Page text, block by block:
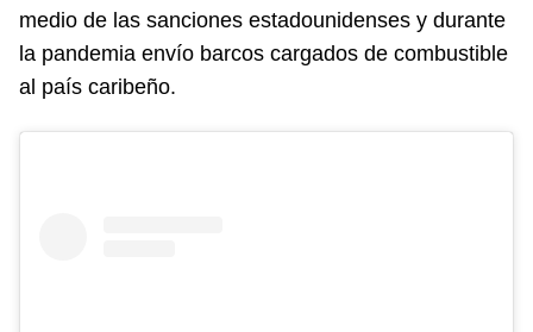
medio de las sanciones estadounidenses y durante
la pandemia envío barcos cargados de combustible
al país caribeño.